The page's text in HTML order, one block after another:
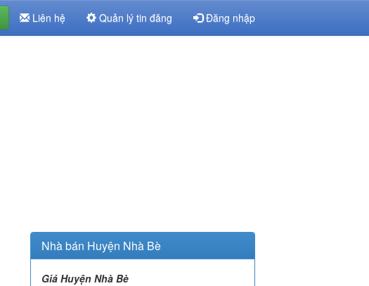
Liên hệ Quản lý tin đăng Đăng nhập
Nhà bán Huyện Nhà Bè
Giá Huyện Nhà Bè